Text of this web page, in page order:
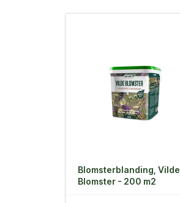
Blomsterblanding, Vilde
Blomster - 200 m2